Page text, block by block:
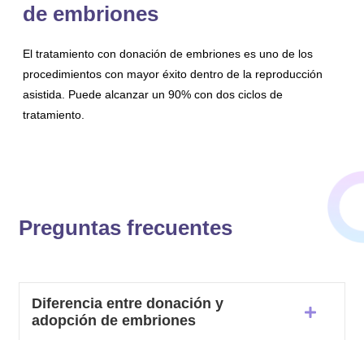
de embriones
El tratamiento con donación de embriones es uno de los
procedimientos con mayor éxito dentro de la reproducción
asistida. Puede alcanzar un 90% con dos ciclos de
tratamiento.
Preguntas frecuentes
Diferencia entre donación y
adopción de embriones